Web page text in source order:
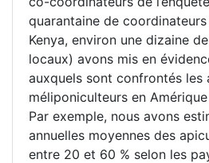
quarantaine de
Kenya, environ une dizaine
locaux) avons mis en
auxquels sont confrontés les
méliponiculteurs en
Par exemple, nous avons
annuelles moyennes des
entre 20 et 60 % selon les